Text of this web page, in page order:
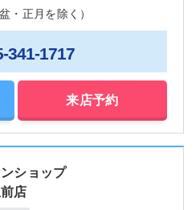
・正月を除く）
341-1717
来店予約
ショップ
店